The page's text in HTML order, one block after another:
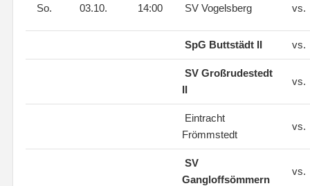
So. 03.10. 14:00 SV Vogelsberg vs.
SpG Buttstädt II vs.
SV Großrudestedt
II
vs.
Eintracht
Frömmstedt
vs.
SV
Gangloffsömmern
vs.